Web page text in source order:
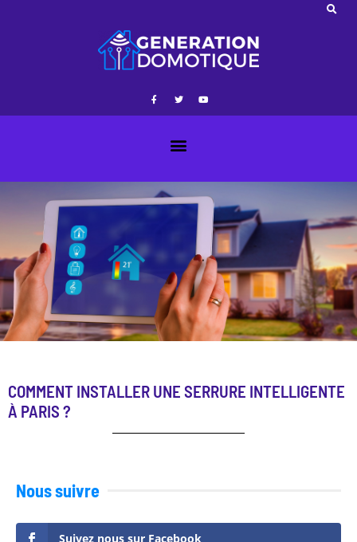
COMMENT INSTALLER UNE SERRURE INTELLIGENTE
À PARIS ?
Nous suivre
Suivez nous sur Facebook